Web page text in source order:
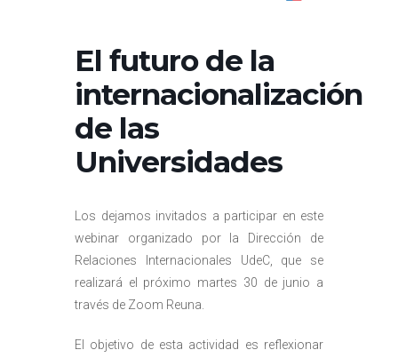
El futuro de la
internacionalización
de las
Universidades
Los dejamos invitados a participar en este
webinar organizado por la Dirección de
Relaciones Internacionales UdeC, que se
realizará el próximo martes 30 de junio a
través de Zoom Reuna.
El objetivo de esta actividad es reflexionar